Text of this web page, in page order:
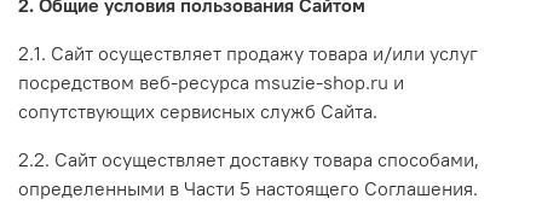
2.1. Сайт осуществляет продажу товара и/или услуг
посредством веб-ресурса msuzie-shop.ru и
сопутствующих сервисных служб Сайта.
2.2. Сайт осуществляет доставку товара способами,
определенными в Части 5 настоящего Соглашения.